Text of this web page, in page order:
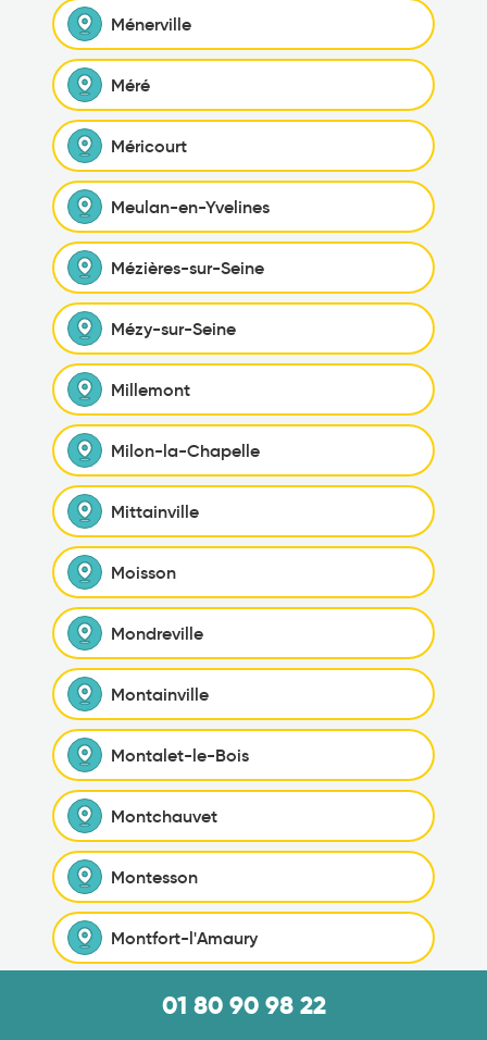
Ménerville
Méré
Méricourt
Meulan-en-Yvelines
Mézières-sur-Seine
Mézy-sur-Seine
Millemont
Milon-la-Chapelle
Mittainville
Moisson
Mondreville
Montainville
Montalet-le-Bois
Montchauvet
Montesson
Montfort-l'Amaury
Montigny-le-Bretonneux
01 80 90 98 22